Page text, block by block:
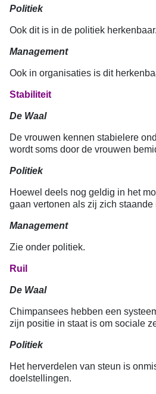
Politiek
Ook dit is in de politiek
Management
Ook in organisaties is dit
Stabiliteit
De Waal
De vrouwen kennen stabielere
wordt soms door de vrouwen
Politiek
Hoewel deels nog geldig in het
gaan vertonen als zij zich staande
Management
Zie onder politiek.
Ruil
De Waal
Chimpansees hebben een
zijn positie in staat is om sociale
Politiek
Het herverdelen van steun is
doelstellingen.